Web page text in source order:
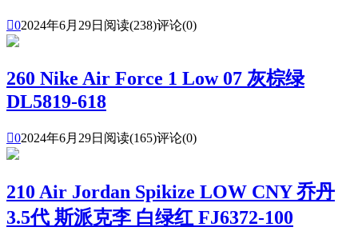
02024年6月29日 阅读(238)评论(0)
260 Nike Air Force 1 Low 07 灰棕绿
DL5819-618
02024年6月29日 阅读(165)评论(0)
210 Air Jordan Spikize LOW CNY 乔丹
3.5代 斯派克李 白绿红 FJ6372-100